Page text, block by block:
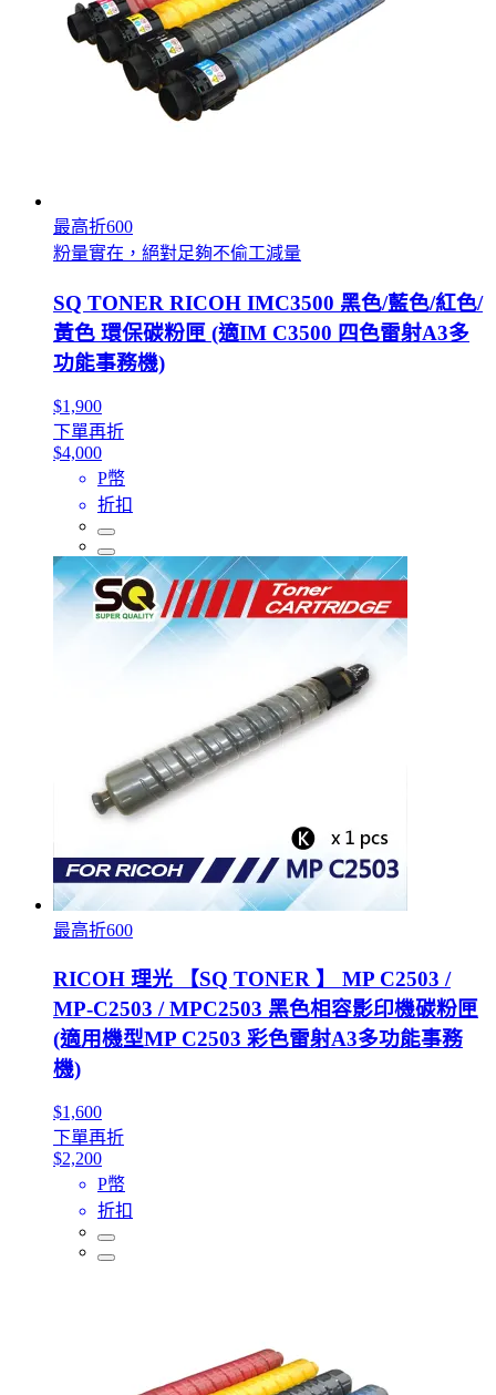
最高折600
粉量實在，絕對足夠不偷工減量
SQ TONER RICOH IMC3500 黑色/藍色/紅色/
黃色 環保碳粉匣 (適IM C3500 四色雷射A3多
功能事務機)
$1,900
下單再折
$4,000
P幣
折扣
最高折600
RICOH 理光 【SQ TONER 】 MP C2503 /
MP-C2503 / MPC2503 黑色相容影印機碳粉匣
(適用機型MP C2503 彩色雷射A3多功能事務
機)
$1,600
下單再折
$2,200
P幣
折扣